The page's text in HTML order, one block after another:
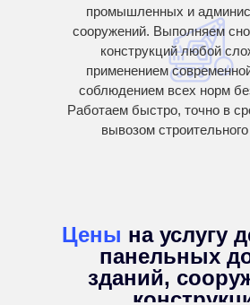
промышленных и
сооружений. Выполняем
конструкций любой
применением
соблюдением всех норм
Работаем быстро, точно в
вывозом
Цены на услугу
панельных
зданий,